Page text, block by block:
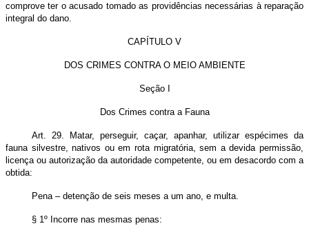
comprove ter o acusado tomado as providências necessárias à reparação
integral do dano.
CAPÍTULO V
DOS CRIMES CONTRA O MEIO AMBIENTE
Seção I
Dos Crimes contra a Fauna
Art. 29. Matar, perseguir, caçar, apanhar, utilizar espécimes da
fauna silvestre, nativos ou em rota migratória, sem a devida permissão,
licença ou autorização da autoridade competente, ou em desacordo com a
obtida:
Pena – detenção de seis meses a um ano, e multa.
§ 1º Incorre nas mesmas penas: